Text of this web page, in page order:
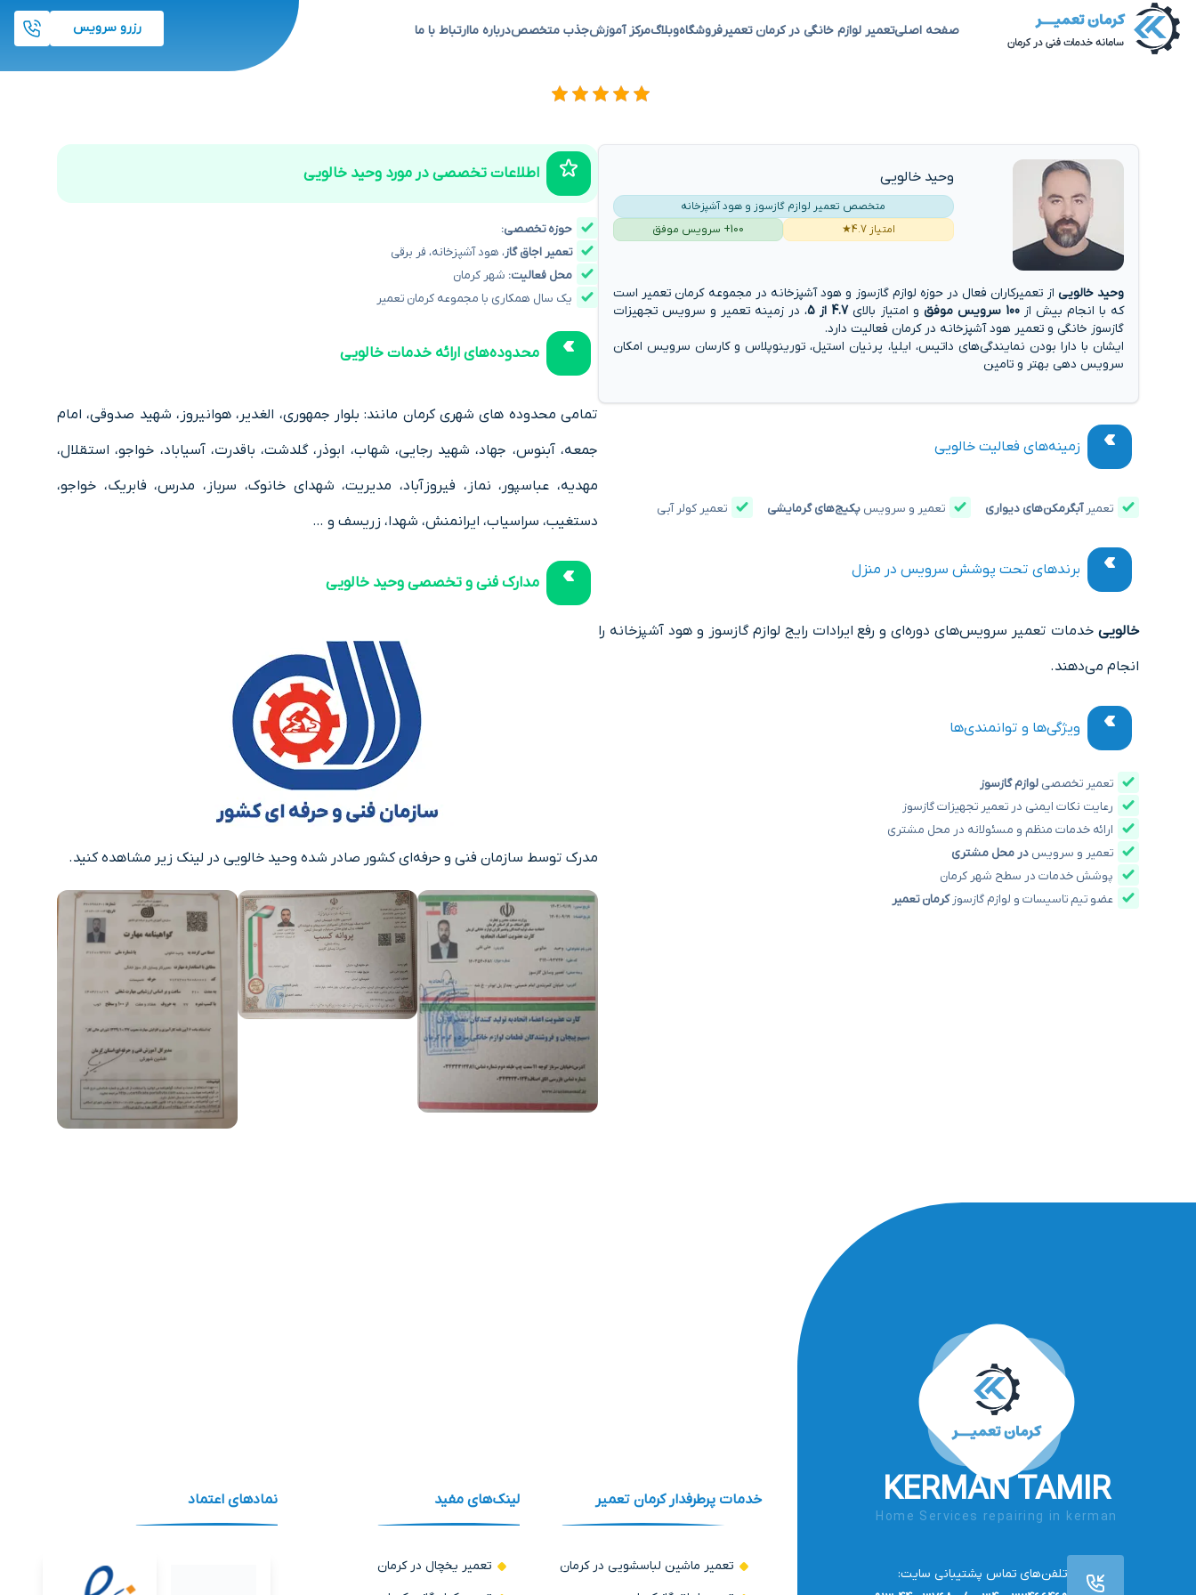
صفحه اصلیتعمیر لوازم خانگی در کرمان تعمیرفروشگاهوبلاگمرکز آموزشجذب متخصصدرباره ماارتباط با ما رزرو سرویس
وحید خالویی
متخصص تعمیر لوازم گازسوز و هود آشپزخانه
امتیاز 4.7★
100+ سرویس موفق
وحید خالویی از تعمیرکاران فعال در حوزه لوازم گازسوز و هود آشپزخانه در مجموعه کرمان تعمیر است
که با انجام بیش از100 سرویس موفق و امتیاز بالای4.7 از 5
، در زمینه تعمیر و سرویس تجهیزات
گازسوز خانگی و تعمیر هود آشپزخانه در کرمان فعالیت دارد.
ایشان با دارا بودن نمایندگی‌های داتیس، ایلیا، پرنیان استیل، تورینوپلاس و کارسان سرویس امکان
سرویس دهی بهتر و تامین
زمینه‌های فعالیت خالویی
تعمیرآبگرمکن‌های دیواری تعمیر و سرویس پکیج‌های گرمایشی تعمیر کولر آبی
برندهای تحت پوشش سرویس در منزل
خالویی خدمات تعمیر سرویس‌های دوره‌ای و رفع ایرادات رایج لوازم گازسوز و هود آشپزخانه را
انجام می‌دهند.
ویژگی‌ها و توانمندی‌ها
تعمیر تخصصی لوازم گازسوز
رعایت نکات ایمنی در تعمیر تجهیزات گازسوز
ارائه خدمات منظم و مسئولانه در محل مشتری
تعمیر و سرویس در محل مشتری
پوشش خدمات در سطح شهر کرمان
عضو تیم تاسیسات و لوازم گازسوزکرمان تعمیر
اطلاعات تخصصی در مورد وحید خالویی
حوزه تخصصی:
تعمیر اجاق گاز، هود آشپزخانه، فر برقی
محل فعالیت: شهر کرمان
یک سال همکاری با مجموعه کرمان تعمیر
محدوده‌های ارائه خدمات خالویی
تمامی محدوده های شهری کرمان مانند: بلوار جمهوری، الغدیر، هوانیروز، شهید صدوقی، امام
جمعه، آبنوس، جهاد، شهید رجایی، شهاب، ابوذر، گلدشت، باقدرت، آسیاباد، خواجو، استقلال،
مهدیه، عباسپور، نماز، فیروزآباد، مدیریت، شهدای خانوک، سرباز، مدرس، فابریک، خواجو،
دستغیب، سراسیاب، ایرانمنش، شهدا، زریسف و …
مدارک فنی و تخصصی وحید خالویی
مدرک توسط سازمان فنی و حرفه‌ایکشور صادر شده وحید خالویی در لینک زیر مشاهده کنید.
KERMAN TAMIR
Home Services repairing in kerman
تلفن‌های تماس پشتیبانی سایت:
خدمات پرطرفدار کرمان تعمیر
تعمیر ماشین لباسشویی در کرمان
لینک‌های مفید
تعمیر یخچال در کرمان
نماد‌های اعتماد